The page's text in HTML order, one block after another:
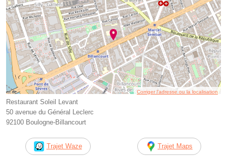
Corriger l’adresse ou la localisation
Restaurant Soleil Levant
50 avenue du Général Leclerc
92100 Boulogne-Billancourt
Trajet Waze Trajet Maps